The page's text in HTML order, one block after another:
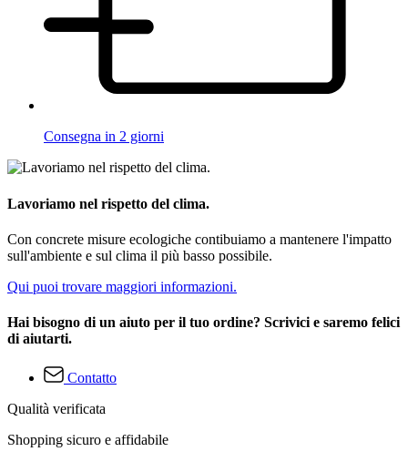
Consegna in 2 giorni
Lavoriamo nel rispetto del clima.
Con concrete misure ecologiche contibuiamo a mantenere l'impatto
sull'ambiente e sul clima il più basso possibile.
Qui puoi trovare maggiori informazioni.
Hai bisogno di un aiuto per il tuo ordine? Scrivici e saremo felici
di aiutarti.
Contatto
Qualità verificata
Shopping sicuro e affidabile